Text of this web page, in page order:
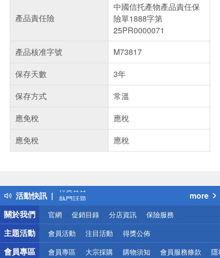
產品責任險
中國信托產物產品責任保
險單1888字第
25PR0000071
產品核准字號
M73817
保存天數
3年
保存方式
常溫
應免稅
應稅
應免稅
應稅
活動快訊
得獎公告
熱門話題
銀行優惠
偏遠地區配送
詐騙網頁！請小心！
more
關於我們
官網 促銷目錄 分店資訊 保險服務
主題活動 會員活動 注目活動 得獎公佈
會員專區 會員專區 大宗採購 購物須知 會員服務條款 隱